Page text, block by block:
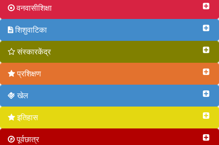
वनवासीशिक्षा
शिशुवाटिका
संस्कारकेंद्र
प्रशिक्षण
खेल
इतिहास
पूर्वछात्र